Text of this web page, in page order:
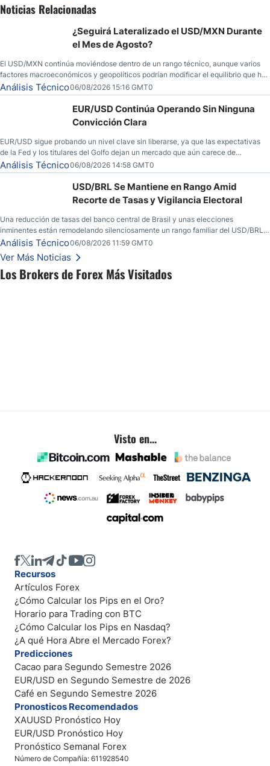
Los Brokers de Forex Más Visitados
Noticias Relacionadas
¿Seguirá Lateralizado el USD/MXN Durante
el Mes de Agosto?
El USD/MXN continúa moviéndose dentro de un rango técnico, aunque varios
factores macroeconómicos y geopolíticos podrían modificar el equilibrio que ha
dominado al mercado en las últimas semanas.
Análisis Técnico06/08/2026 15:16 GMT0
EUR/USD Continúa Operando Sin Ninguna
Convicción Clara
EUR/USD sigue probando un nivel clave sin liberarse, ya que las expectativas
de la Fed y los titulares del Golfo dejan un mercado que aún carece de
convicción real.
Análisis Técnico06/08/2026 14:58 GMT0
USD/BRL Se Mantiene en Rango Amid
Recorte de Tasas y Vigilancia Electoral
Una reducción de tasas del banco central de Brasil y unas elecciones
inminentes están remodelando silenciosamente un rango familiar del USD/BRL.
Una reducción de tasas por parte del banco central de Brasil y unas elecciones
inminentes están remodelando silenciosamente un rango familiar del USD/BRL.
Esto es lo que los traders están observando a continuación.
Análisis Técnico06/08/2026 11:59 GMT0
Ver Más Noticias
Visto en...
Número de Compañía: 611928540
Recursos
Artículos Forex
¿Cómo Calcular los Pips en el Oro?
Horario para Trading con BTC
¿Cómo Calcular los Pips en Nasdaq?
¿A qué Hora Abre el Mercado Forex?
Predicciones
Cacao para Segundo Semestre 2026
EUR/USD en Segundo Semestre de 2026
Café en Segundo Semestre 2026
Pronosticos Recomendados
XAUUSD Pronóstico Hoy
EUR/USD Pronóstico Hoy
Pronóstico Semanal Forex